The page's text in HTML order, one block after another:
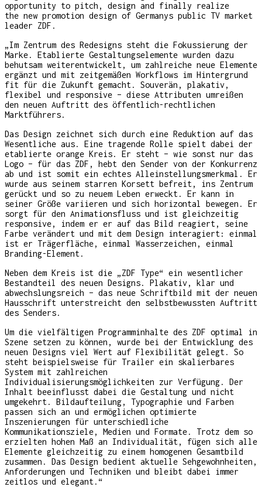
opportunity to pitch, design and finally realize
the new promotion design of Germanys public TV market
leader ZDF.
„Im Zentrum des Redesigns steht die Fokussierung der
Marke. Etablierte Gestaltungselemente wurden dazu
behutsam weiterentwickelt, um zahlreiche neue Elemente
ergänzt und mit zeitgemäßen Workflows im Hintergrund
fit für die Zukunft gemacht. Souverän, plakativ,
flexibel und responsive – diese Attributen umreißen
den neuen Auftritt des öffentlich-rechtlichen
Marktführers.
Das Design zeichnet sich durch eine Reduktion auf das
Wesentliche aus. Eine tragende Rolle spielt dabei der
etablierte orange Kreis. Er steht – wie sonst nur das
Logo – für das ZDF, hebt den Sender von der Konkurrenz
ab und ist somit ein echtes Alleinstellungsmerkmal. Er
wurde aus seinem starren Korsett befreit, ins Zentrum
gerückt und so zu neuem Leben erweckt. Er kann in
seiner Größe variieren und sich horizontal bewegen. Er
sorgt für den Animationsfluss und ist gleichzeitig
responsive, indem er er auf das Bild reagiert, seine
Farbe verändert und mit dem Design interagiert: einmal
ist er Trägerfläche, einmal Wasserzeichen, einmal
Branding-Element.
Neben dem Kreis ist die „ZDF Type“ ein wesentlicher
Bestandteil des neuen Designs. Plakativ, klar und
abwechslungsreich – das neue Schriftbild mit der neuen
Hausschrift unterstreicht den selbstbewussten Auftritt
des Senders.
Um die vielfältigen Programminhalte des ZDF optimal in
Szene setzen zu können, wurde bei der Entwicklung des
neuen Designs viel Wert auf Flexibilität gelegt. So
steht beispielsweise für Trailer ein skalierbares
System mit zahlreichen
Individualisierungsmöglichkeiten zur Verfügung. Der
Inhalt beeinflusst dabei die Gestaltung und nicht
umgekehrt. Bildaufteilung, Typographie und Farben
passen sich an und ermöglichen optimierte
Inszenierungen für unterschiedliche
Kommunikationsziele, Medien und Formate. Trotz dem so
erzielten hohen Maß an Individualität, fügen sich alle
Elemente gleichzeitig zu einem homogenen Gesamtbild
zusammen. Das Design bedient aktuelle Sehgewohnheiten,
Anforderungen und Techniken und bleibt dabei immer
zeitlos und elegant.“